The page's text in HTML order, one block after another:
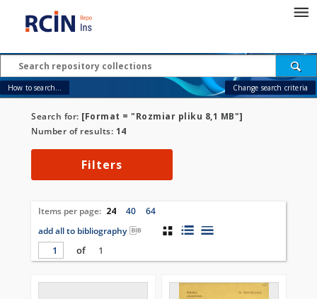
How to search... Change search criteria
Search for: [Format = "Rozmiar pliku 8,1 MB"]
Number of results: 14
Filters
Items per page: 24 40
64
add all to bibliography
of
1